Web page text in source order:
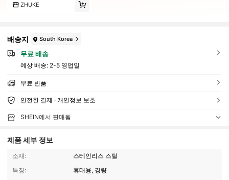
ZHUKE
배송지 South Korea
무료 배송
예상 배송: 2-5 영업일
무료 반품
안전한 결제 · 개인정보 보호
SHEIN에서 판매됨
제품 세부 정보
소재:
스테인리스 스틸
특징:
휴대용, 경량